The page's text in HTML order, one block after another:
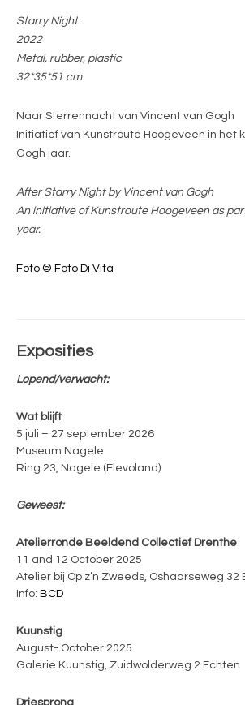
Starry Night
2022
Metal, rubber, plastic
32*35*51 cm
Naar Sterrennacht van Vincent van Gogh
Initiatief van Kunstroute Hoogeveen in het
Gogh jaar.
After Starry Night by Vincent van Gogh
An initiative of Kunstroute Hoogeveen as
year.
Foto © Foto Di Vita
Exposities
Lopend/verwacht:
Wat blijft
5 juli – 27 september 2026
Museum Nagele
Ring 23, Nagele (Flevoland)
Geweest:
Atelierronde Beeldend Collectief Drenthe
11 and 12 October 2025
Atelier bij Op z’n Zweeds, Oshaarseweg 32
Info: BCD
Kuunstig
August- October 2025
Galerie Kuunstig, Zuidwolderweg 2 Echten
Driesprong